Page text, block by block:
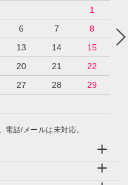
1
6 7
8
13 14
15
20 21
22
27 28
29
話/メールは未対応。